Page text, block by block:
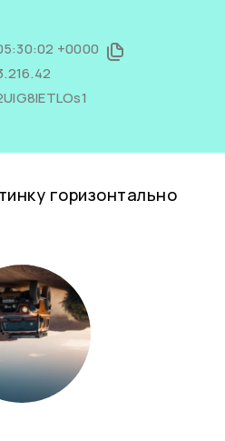
+0000
горизонтально